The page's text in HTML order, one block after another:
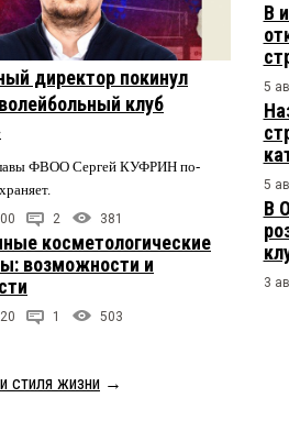
директор покинул
клуб
ФВОО Сергей КУФРИН по-
2 381
косметологические
возможности и
1 503
В
5
5
В
3
стиля жизни →